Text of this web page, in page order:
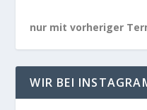
nur mit vorheriger
WIR BEI